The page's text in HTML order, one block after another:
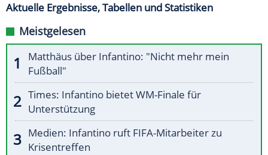
Aktuelle Ergebnisse, Tabellen und Statistiken
Meistgelesen
Matthäus über Infantino: "Nicht mehr mein
Fußball"
Times: Infantino bietet WM-Finale für
Unterstützung
Medien: Infantino ruft FIFA-Mitarbeiter zu
Krisentreffen